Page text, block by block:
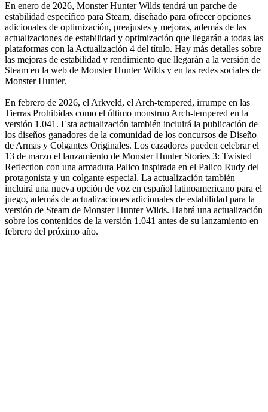
En enero de 2026, Monster Hunter Wilds tendrá un parche de
estabilidad específico para Steam, diseñado para ofrecer opciones
adicionales de optimización, preajustes y mejoras, además de las
actualizaciones de estabilidad y optimización que llegarán a todas las
plataformas con la Actualización 4 del título. Hay más detalles sobre
las mejoras de estabilidad y rendimiento que llegarán a la versión de
Steam en la web de Monster Hunter Wilds y en las redes sociales de
Monster Hunter.
En febrero de 2026, el Arkveld, el Arch-tempered, irrumpe en las
Tierras Prohibidas como el último monstruo Arch-tempered en la
versión 1.041. Esta actualización también incluirá la publicación de
los diseños ganadores de la comunidad de los concursos de Diseño
de Armas y Colgantes Originales. Los cazadores pueden celebrar el
13 de marzo el lanzamiento de Monster Hunter Stories 3: Twisted
Reflection con una armadura Palico inspirada en el Palico Rudy del
protagonista y un colgante especial. La actualización también
incluirá una nueva opción de voz en español latinoamericano para el
juego, además de actualizaciones adicionales de estabilidad para la
versión de Steam de Monster Hunter Wilds. Habrá una actualización
sobre los contenidos de la versión 1.041 antes de su lanzamiento en
febrero del próximo año.